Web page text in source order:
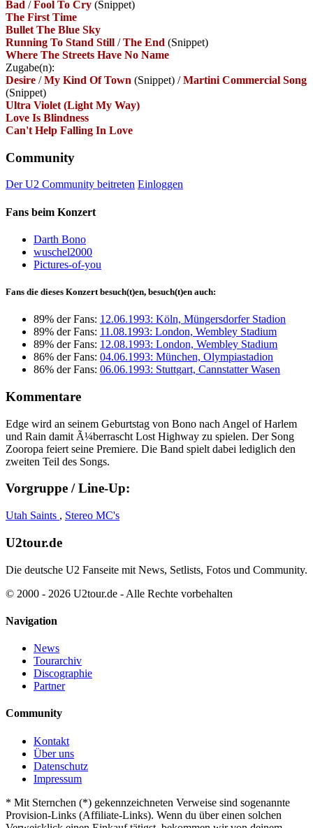
Bad /Fool To Cry (Snippet)
The First Time
Bullet The Blue Sky
Running To Stand Still /The End (Snippet)
Where The Streets Have No Name
Zugabe(n):
Desire /My Kind Of Town (Snippet) /Martini Commercial Song
(Snippet)
Ultra Violet (Light My Way)
Love Is Blindness
Can't Help Falling In Love
Community
Der U2 Community beitreten Einloggen
Fans beim Konzert
Darth Bono
wuschel2000
Pictures-of-you
Fans die dieses Konzert besuch(t)en, besuch(t)en auch:
89% der Fans: 12.06.1993: Köln, Müngersdorfer Stadion
89% der Fans: 11.08.1993: London, Wembley Stadium
89% der Fans: 12.08.1993: London, Wembley Stadium
86% der Fans: 04.06.1993: München, Olympiastadion
86% der Fans: 06.06.1993: Stuttgart, Cannstatter Wasen
Kommentare
Edge wird an seinem Geburtstag von Bono nach Angel of Harlem
und Rain damit Ã¼berrascht Lost Highway zu spielen. Der Song
Zooropa feiert seine Premiere. Die Band spielt dabei lediglich den
zweiten Teil des Songs.
Vorgruppe / Line-Up:
Utah Saints , Stereo MC's
U2tour.de
Die deutsche U2 Fanseite mit News, Setlists, Fotos und Community.
© 2000 - 2026 U2tour.de - Alle Rechte vorbehalten
Navigation
News
Tourarchiv
Discographie
Partner
Community
Kontakt
Über uns
Datenschutz
Impressum
* Mit Sternchen (*) gekennzeichneten Verweise sind sogenannte
Provision-Links (Affiliate-Links). Wenn du über einen solchen